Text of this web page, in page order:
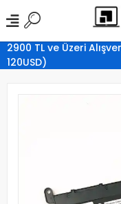
2900 TL ve Üzeri
120USD)